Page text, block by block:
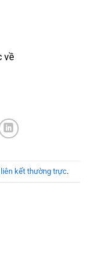
về
liên kết thường trực.